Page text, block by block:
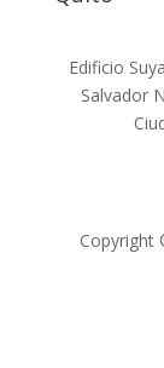
Edificio
Salvador
Copyright